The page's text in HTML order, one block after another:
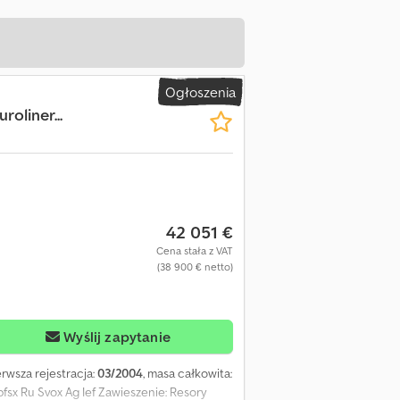
Ogłoszenia
42 051 €
Cena stała z VAT
(38 900 € netto)
Wyślij zapytanie
rejestracja:03/2004, masa całkowita:
Ru Svox Ag Ief Zawieszenie: Resory